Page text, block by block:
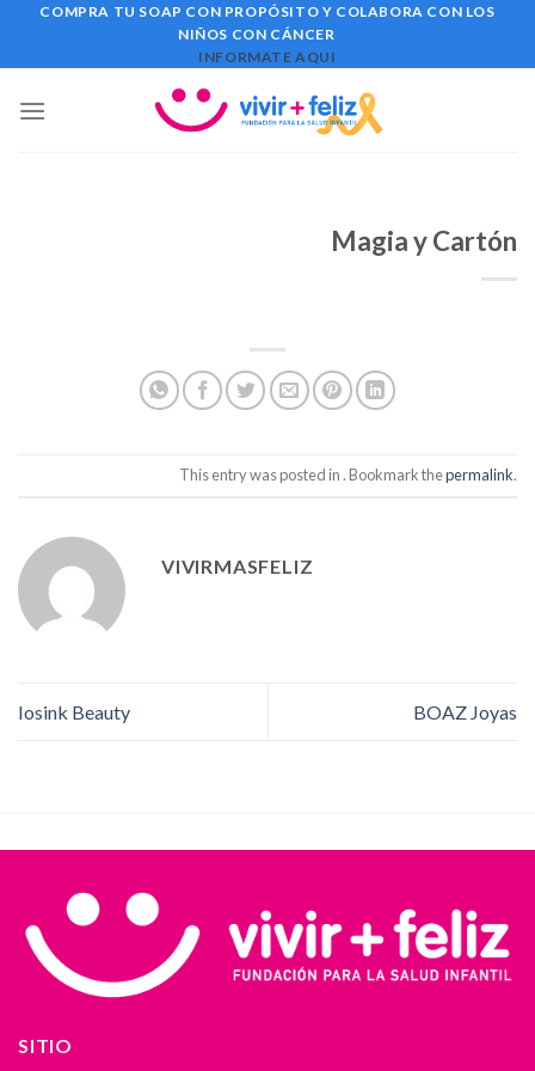
content
COMPRA TU SOAP CON PROPÓSITO Y COLABORA CON LOS
NIÑOS CON CÁNCER
INFORMATE AQUI
Magia y Cartón
This entry was posted in . Bookmark thepermalink.
VIVIRMASFELIZ
Iosink Beauty BOAZ Joyas
SITIO